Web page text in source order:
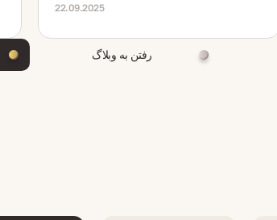
22.09.2025
رفتن به وبلاگ